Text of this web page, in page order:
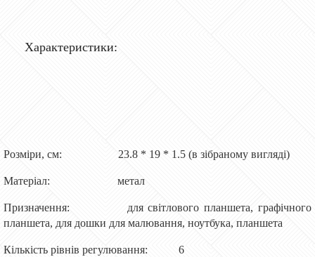
Характеристики:
Розміри, см: 23.8 * 19 * 1.5 (в зібраному вигляді)
Матеріал: метал
Призначення: для світлового планшета, графічного
планшета, для дошки для малювання, ноутбука, планшета
Кількість рівнів регулювання: 6